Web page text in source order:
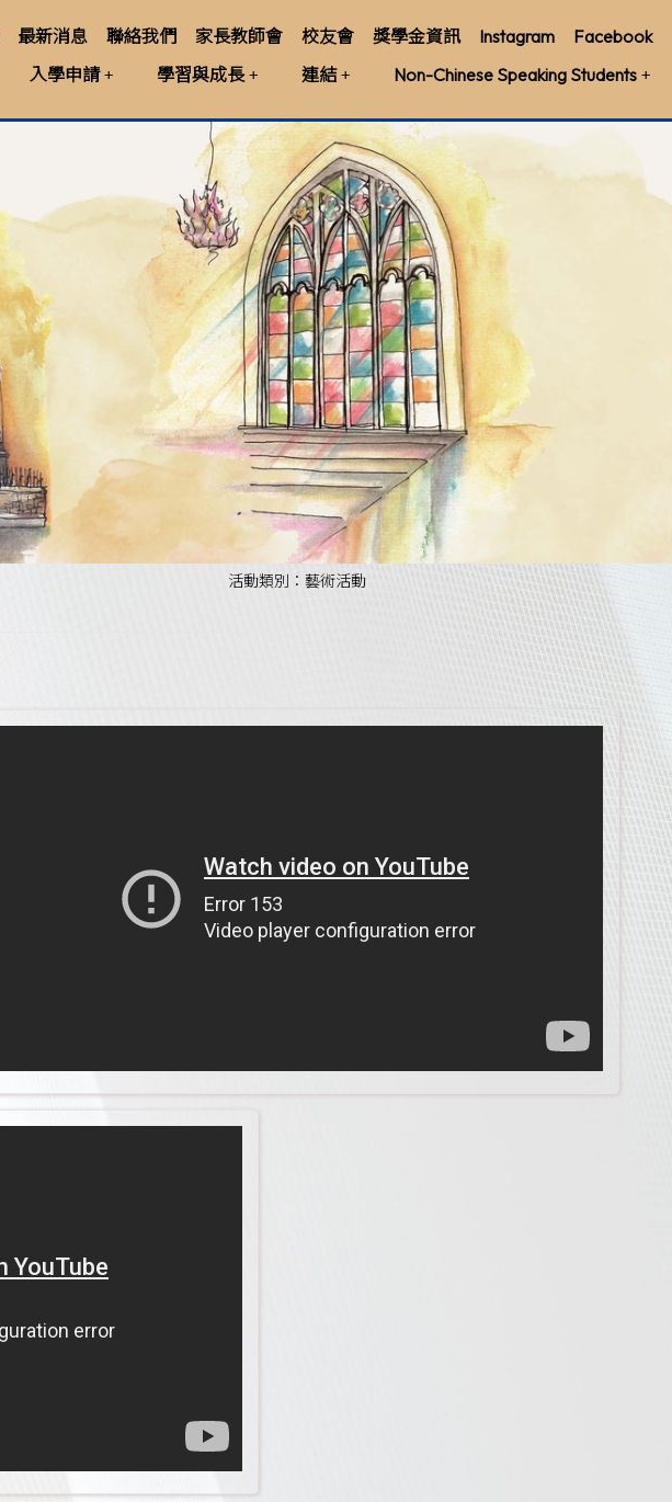
最新消息 聯絡我們 家長教師會 校友會 獎學金資訊 Instagram
Facebook
入學申請 學習與成長 連結 Non-Chinese Speaking Students
活動類別：藝術活動